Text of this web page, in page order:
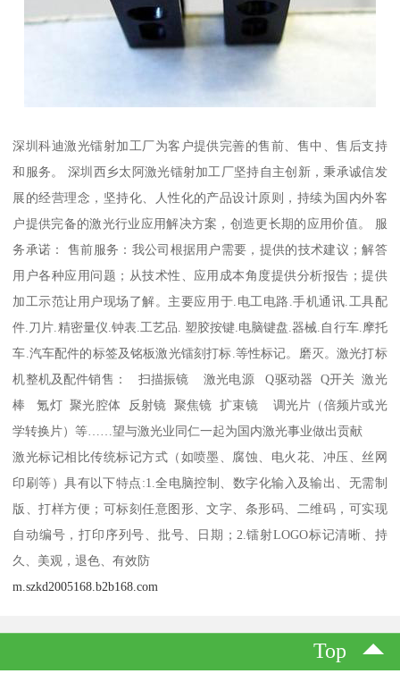
深圳科迪激光镭射加工厂为客户提供完善的售前、售中、售后支持
和服务。 深圳西乡太阿激光镭射加工厂坚持自主创新，秉承诚信发
展的经营理念，坚持化、人性化的产品设计原则，持续为国内外客
户提供完备的激光行业应用解决方案，创造更长期的应用价值。 服
务承诺： 售前服务：我公司根据用户需要，提供的技术建议；解答
用户各种应用问题；从技术性、应用成本角度提供分析报告；提供
加工示范让用户现场了解。主要应用于.电工电路.手机通讯.工具配
件.刀片.精密量仪.钟表.工艺品. 塑胶按键.电脑键盘.器械.自行车.摩托
车.汽车配件的标签及铭板激光镭刻打标.等性标记。磨灭。激光打标
机整机及配件销售： 扫描振镜 激光电源 Q驱动器 Q开关 激光
棒 氪灯 聚光腔体 反射镜 聚焦镜 扩束镜 调光片（倍频片或光
学转换片）等……望与激光业同仁一起为国内激光事业做出贡献
激光标记相比传统标记方式（如喷墨、腐蚀、电火花、冲压、丝网
印刷等）具有以下特点:1.全电脑控制、数字化输入及输出、无需制
版、打样方便；可标刻任意图形、文字、条形码、二维码，可实现
自动编号，打印序列号、批号、日期；2.镭射LOGO标记清晰、持
久、美观，退色、有效防
m.szkd2005168.b2b168.com
Top